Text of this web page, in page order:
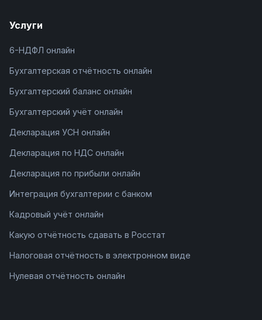
Услуги
6-НДФЛ онлайн
Бухгалтерская отчётность онлайн
Бухгалтерский баланс онлайн
Бухгалтерский учёт онлайн
Декларация УСН онлайн
Декларация по НДС онлайн
Декларация по прибыли онлайн
Интеграция бухгалтерии с банком
Кадровый учёт онлайн
Какую отчётность сдавать в Росстат
Налоговая отчётность в электронном виде
Нулевая отчётность онлайн